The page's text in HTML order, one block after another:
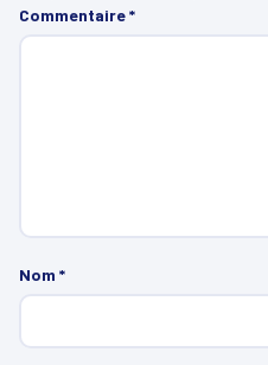
Commentaire*
Nom *